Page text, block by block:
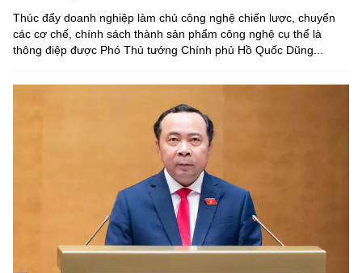
Thúc đẩy doanh nghiệp làm chủ công nghệ chiến lược, chuyển
các cơ chế, chính sách thành sản phẩm công nghệ cụ thể là
thông điệp được Phó Thủ tướng Chính phủ Hồ Quốc Dũng...